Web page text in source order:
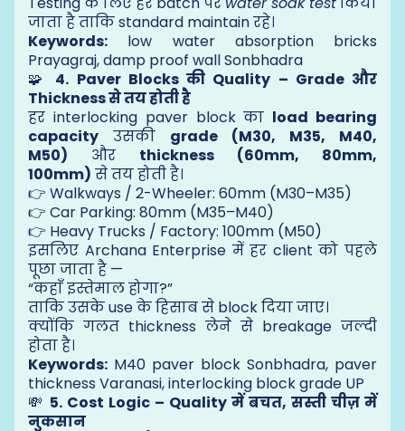
जाता है ताकि standard maintain रहे।
Keywords: low water absorption bricks
Prayagraj, damp proof wall Sonbhadra
🧩 4. Paver Blocks की Quality – Grade और
Thickness से तय होती है
हर interlocking paver block का load bearing
capacity उसकी grade (M30, M35, M40,
M50) और thickness (60mm, 80mm,
100mm) से तय होती है।
👉 Walkways / 2-Wheeler: 60mm (M30–M35)
👉 Car Parking: 80mm (M35–M40)
👉 Heavy Trucks / Factory: 100mm (M50)
इसलिए Archana Enterprise में हर client को पहले
पूछा जाता है —
“कहाँ इस्तेमाल होगा?”
ताकि उसके use के हिसाब से block दिया जाए।
क्योंकि गलत thickness लेने से breakage जल्दी
होता है।
Keywords: M40 paver block Sonbhadra, paver
thickness Varanasi, interlocking block grade UP
💸 5. Cost Logic – Quality में बचत, सस्ती चीज़ में
नुकसान